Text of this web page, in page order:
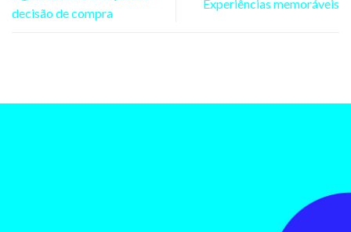
decisão de compra
Experiências memoráveis